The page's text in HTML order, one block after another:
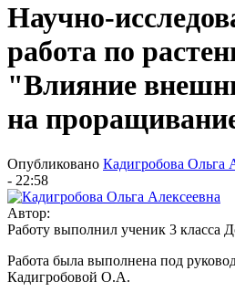
Научно-
работа по
"Влияние
на
Опубликовано Кадигробова Ольга
- 22:58
Автор:
Работу выполнил ученик 3 класса
Работа была выполнена под
Кадигробовой О.А.